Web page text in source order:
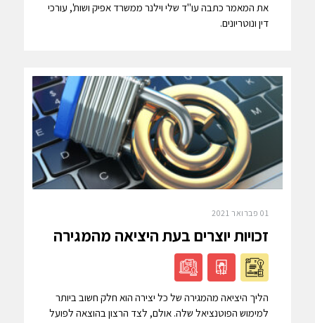
את המאמר כתבה עו"ד שלי וילנר ממשרד אפיק ושות', עורכי
דין ונוטריונים.
01 פברואר 2021
זכויות יוצרים בעת היציאה מהמגירה
הליך היציאה מהמגירה של כל יצירה הוא חלק חשוב ביותר
למימוש הפוטנציאל שלה. אולם, לצד הרצון בהוצאה לפועל